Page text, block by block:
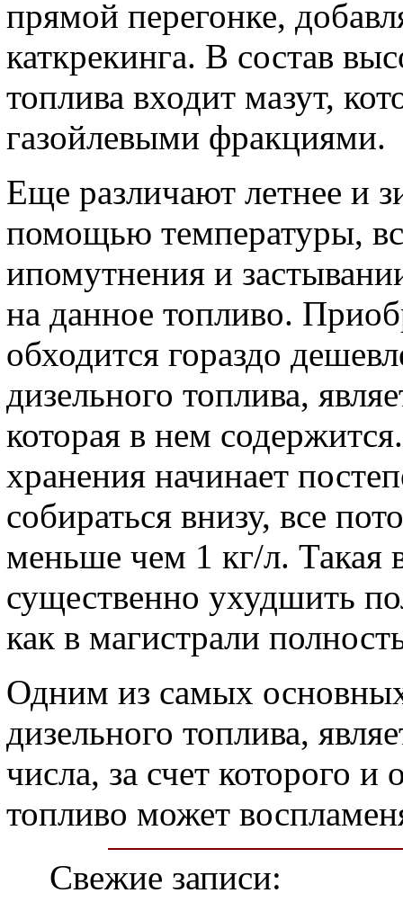
прямой перегонке,
каткрекинга. В состав
топлива входит мазут,
газойлевыми фракциями.
Еще различают летнее и
помощью температуры,
ипомутнения и
на данное топливо.
обходится гораздо
дизельного топлива,
которая в нем
хранения начинает
собираться внизу, все
меньше чем 1 кг/л. Такая
существенно ухудшить
как в магистрали
Одним из самых
дизельного топлива,
числа, за счет которого и
топливо может
Свежие записи: